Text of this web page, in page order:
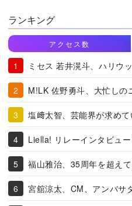
ランキング
アクセス数
ミセス 若井滉斗、ハリウ
M!LK 佐野勇斗、大忙しの
塩﨑太智、芸能界が求めて
Liella! リレーインタビュ
福山雅治、35周年を超え
宮舘涼太、CM、アンバサ